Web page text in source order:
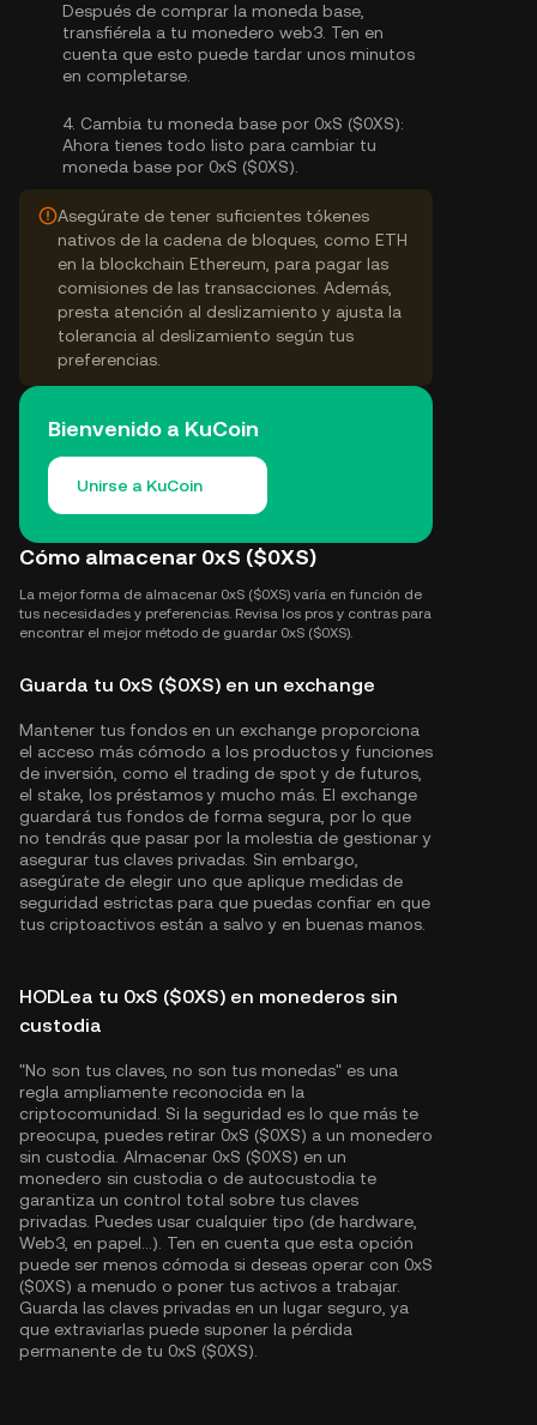
Después de comprar la moneda base,
transfiérela a tu monedero web3. Ten en
cuenta que esto puede tardar unos minutos
en completarse.
4. Cambia tu moneda base por 0xS ($0XS):
Ahora tienes todo listo para cambiar tu
moneda base por 0xS ($0XS).
Asegúrate de tener suficientes tókenes
nativos de la cadena de bloques, como ETH
en la blockchain Ethereum, para pagar las
comisiones de las transacciones. Además,
presta atención al deslizamiento y ajusta la
tolerancia al deslizamiento según tus
preferencias.
Bienvenido a KuCoin
Unirse a KuCoin
Cómo almacenar 0xS ($0XS)
La mejor forma de almacenar 0xS ($0XS) varía en función de
tus necesidades y preferencias. Revisa los pros y contras para
encontrar el mejor método de guardar 0xS ($0XS).
Guarda tu 0xS ($0XS) en un exchange
Mantener tus fondos en un exchange proporciona
el acceso más cómodo a los productos y funciones
de inversión, como el trading de spot y de futuros,
el stake, los préstamos y mucho más. El exchange
guardará tus fondos de forma segura, por lo que
no tendrás que pasar por la molestia de gestionar y
asegurar tus claves privadas. Sin embargo,
asegúrate de elegir uno que aplique medidas de
seguridad estrictas para que puedas confiar en que
tus criptoactivos están a salvo y en buenas manos.
HODLea tu 0xS ($0XS) en monederos sin
custodia
"No son tus claves, no son tus monedas" es una
regla ampliamente reconocida en la
criptocomunidad. Si la seguridad es lo que más te
preocupa, puedes retirar 0xS ($0XS) a un monedero
sin custodia. Almacenar 0xS ($0XS) en un
monedero sin custodia o de autocustodia te
garantiza un control total sobre tus claves
privadas. Puedes usar cualquier tipo (de hardware,
Web3, en papel...). Ten en cuenta que esta opción
puede ser menos cómoda si deseas operar con 0xS
($0XS) a menudo o poner tus activos a trabajar.
Guarda las claves privadas en un lugar seguro, ya
que extraviarlas puede suponer la pérdida
permanente de tu 0xS ($0XS).